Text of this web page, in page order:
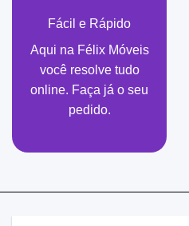
Fácil e Rápido
Aqui na Félix Móveis
você resolve tudo
online. Faça já o seu
pedido.